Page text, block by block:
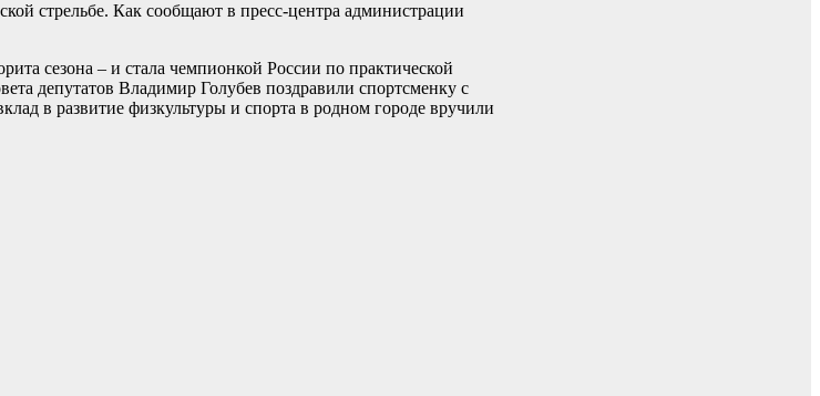
стрельбе. Как сообщают в пресс-центра администрации
сезона – и стала чемпионкой России по практической
депутатов Владимир Голубев поздравили спортсменку с
в развитие физкультуры и спорта в родном городе вручили